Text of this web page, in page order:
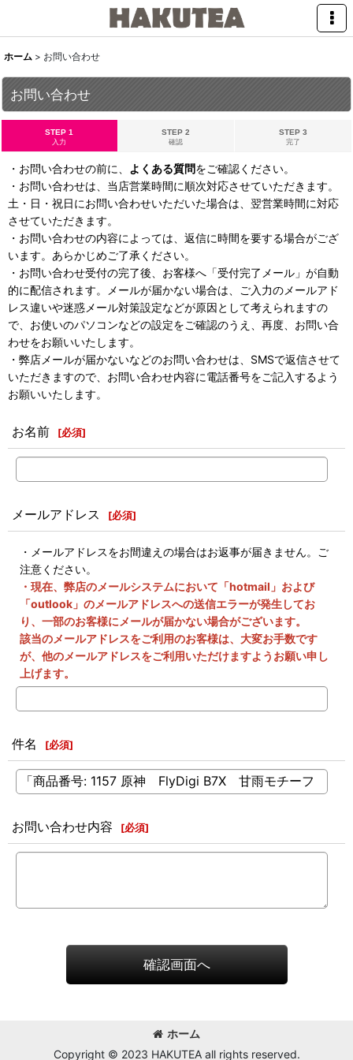
ホーム > お問い合わせ
お問い合わせ
STEP 1
入力
STEP 2
確認
STEP 3
完了
・お問い合わせの前に、 よくある質問をご確認ください。
・お問い合わせは、当店営業時間に順次対応させていただきます。
土・日・祝日にお問い合わせいただいた場合は、翌営業時間に対応
させていただきます。
・お問い合わせの内容によっては、返信に時間を要する場合がござ
います。あらかじめご了承ください。
・お問い合わせ受付の完了後、お客様へ「受付完了メール」が自動
的に配信されます。メールが届かない場合は、ご入力のメールアド
レス違いや迷惑メール対策設定などが原因として考えられますの
で、お使いのパソコンなどの設定をご確認のうえ、再度、お問い合
わせをお願いいたします。
・弊店メールが届かないなどのお問い合わせは、SMSで返信させて
いただきますので、お問い合わせ内容に電話番号をご記入するよう
お願いいたします。
お名前 [必須]
メールアドレス [必須]
・メールアドレスをお間違えの場合はお返事が届きません。ご
注意ください。
・現在、弊店のメールシステムにおいて「hotmail」および
「outlook」のメールアドレスへの送信エラーが発生してお
り、一部のお客様にメールが届かない場合がございます。
該当のメールアドレスをご利用のお客様は、大変お手数です
が、他のメールアドレスをご利用いただけますようお願い申し
上げます。
件名 [必須]
お問い合わせ内容 [必須]
確認画面へ
ホーム
Copyright © 2023 HAKUTEA all rights reserved.